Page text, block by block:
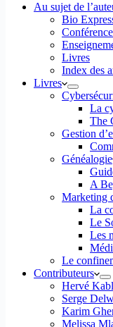
Au sujet de
Bio
Livres
Index des
Livres
La
The
Gestion
Généalogie
A
Marketing
La
Le
Les
Le
Contributeurs
Hervé
Serge
Karim
Melissa